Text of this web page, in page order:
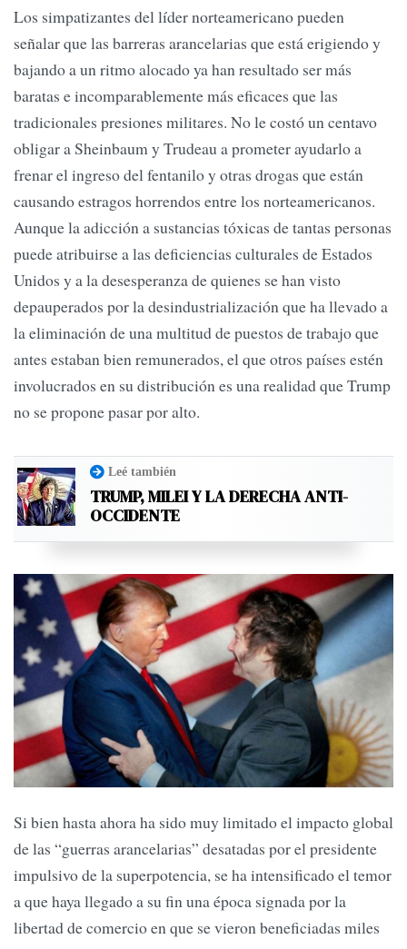
Los simpatizantes del líder norteamericano pueden
señalar que las barreras arancelarias que está erigiendo y
bajando a un ritmo alocado ya han resultado ser más
baratas e incomparablemente más eficaces que las
tradicionales presiones militares. No le costó un centavo
obligar a Sheinbaum y Trudeau a prometer ayudarlo a
frenar el ingreso del fentanilo y otras drogas que están
causando estragos horrendos entre los norteamericanos.
Aunque la adicción a sustancias tóxicas de tantas personas
puede atribuirse a las deficiencias culturales de Estados
Unidos y a la desesperanza de quienes se han visto
depauperados por la desindustrialización que ha llevado a
la eliminación de una multitud de puestos de trabajo que
antes estaban bien remunerados, el que otros países estén
involucrados en su distribución es una realidad que Trump
no se propone pasar por alto.
Leé también
TRUMP, MILEI Y LA DERECHA ANTI-
OCCIDENTE
Si bien hasta ahora ha sido muy limitado el impacto global
de las “guerras arancelarias” desatadas por el presidente
impulsivo de la superpotencia, se ha intensificado el temor
a que haya llegado a su fin una época signada por la
libertad de comercio en que se vieron beneficiadas miles